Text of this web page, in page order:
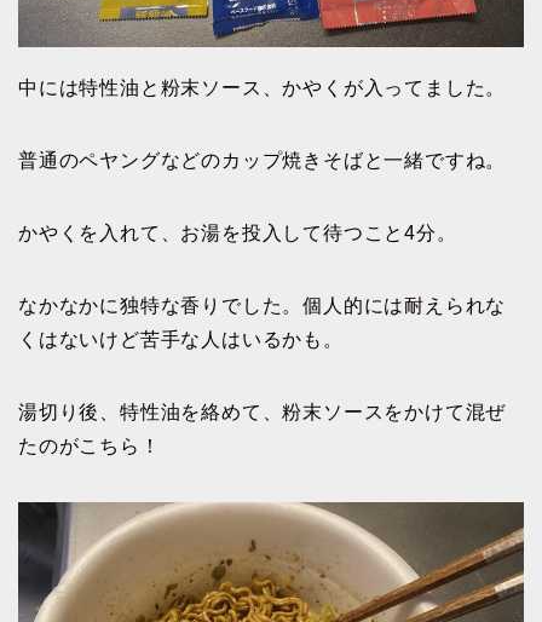
中には特性油と粉末ソース、かやくが入ってました。
普通のペヤングなどのカップ焼きそばと一緒ですね。
かやくを入れて、お湯を投入して待つこと4分。
なかなかに独特な香りでした。個人的には耐えられな
くはないけど苦手な人はいるかも。
湯切り後、特性油を絡めて、粉末ソースをかけて混ぜ
たのがこちら！